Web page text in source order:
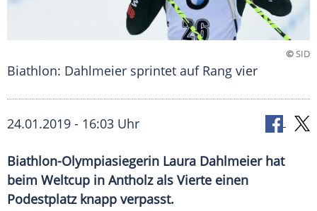
©SID
Biathlon: Dahlmeier sprintet auf Rang vier
24.01.2019 - 16:03 Uhr
Biathlon-Olympiasiegerin Laura Dahlmeier hat
beim Weltcup in Antholz als Vierte einen
Podestplatz knapp verpasst.